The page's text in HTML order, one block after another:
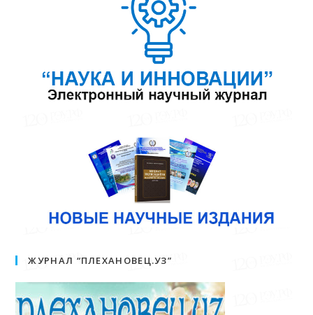
ЖУРНАЛ “ПЛЕХАНОВЕЦ.УЗ”